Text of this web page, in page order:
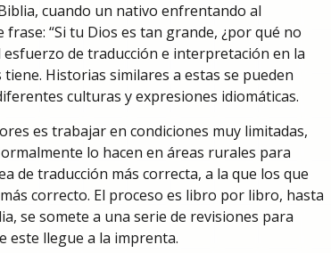
cuando un nativo enfrentando al
“Si tu Dios es tan grande, ¿por qué no
esfuerzo de traducción e interpretación en la
Historias similares a estas se pueden
culturas y expresiones idiomáticas.
es trabajar en condiciones muy limitadas,
lo hacen en áreas rurales para
de traducción más correcta, a la que los que
correcto. El proceso es libro por libro, hasta
se somete a una serie de revisiones para
este llegue a la imprenta.